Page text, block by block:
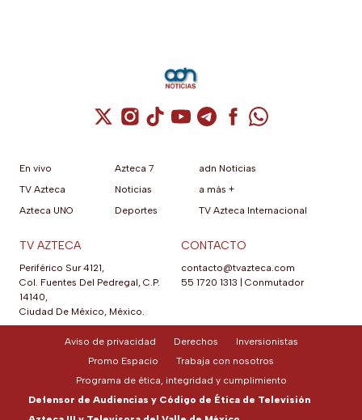
Cuenta de X / Twitter (se abre en una
Cuenta de Instagram (se abre en una
Cuenta de TikTok (se abre en
Cuenta de YouTube (se abre
Cuenta de Telegram (se
Cuenta de
Cuenta de
En vivo
TV Azteca
Azteca UNO
Azteca 7
Noticias
Deportes
adn Noticias
a más +
TV Azteca Internacional
TV AZTECA
Periférico Sur 4121,
Col. Fuentes Del Pedregal, C.P.
14140,
Ciudad De México, México.
CONTACTO
contacto@tvazteca.com
55 1720 1313
Conmutador
Aviso de privacidad Derechos
Inversionistas
Promo Espacio
Trabaja con nosotros
Programa de ética, integridad y cumplimiento
Defensor de Audiencias y Código de Ética de Televisión